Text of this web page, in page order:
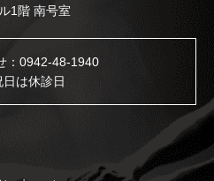
1階 南号室
： 0942-48-1940
日は休診日